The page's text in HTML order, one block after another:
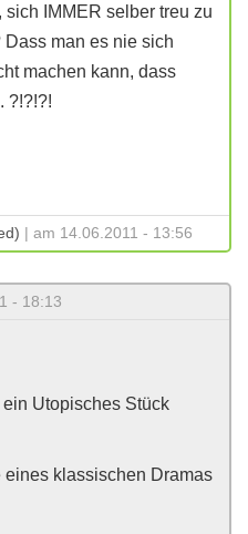
IMMER selber treu zu
man es nie sich
machen kann, dass
?!?!?!
| am 14.06.2011 - 13:56
- 18:13
Utopisches Stück
klassischen Dramas